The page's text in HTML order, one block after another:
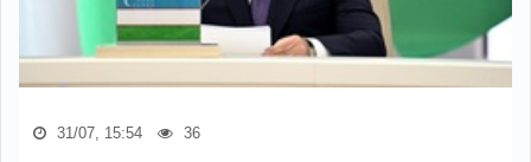
31/07, 15:54 36